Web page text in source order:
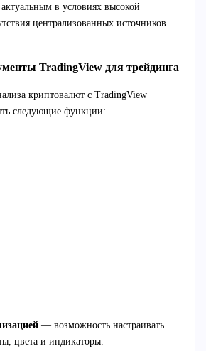
в условиях высокой
централизованных источников
TradingView для трейдинга
криптовалют с TradingView
следующие функции:
— возможность настраивать
цвета и индикаторы.